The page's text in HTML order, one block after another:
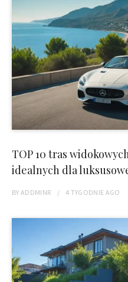
TOP 10 tras
idealnych dla
BYADDMINR 4 TYGODNIE AGO